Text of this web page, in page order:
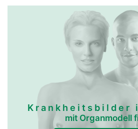
Krankheitsbilder
mit Organmodell